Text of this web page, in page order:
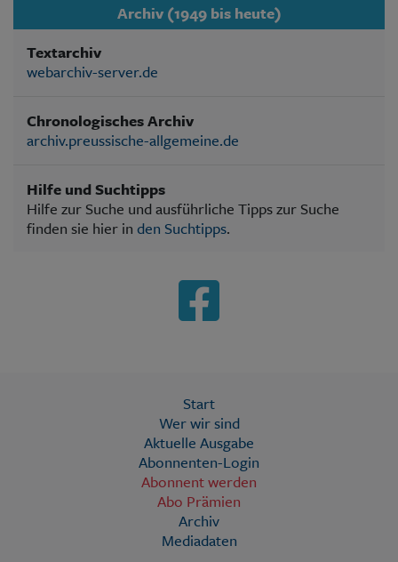
Archiv (1949 bis heute)
Textarchiv
webarchiv-server.de
Chronologisches Archiv
archiv.preussische-allgemeine.de
Hilfe und Suchtipps
Hilfe zur Suche und ausführliche Tipps zur Suche
finden sie hier in den Suchtipps.
Start
Wer wir sind
Aktuelle Ausgabe
Abonnenten-Login
Abonnent werden
Abo Prämien
Archiv
Mediadaten